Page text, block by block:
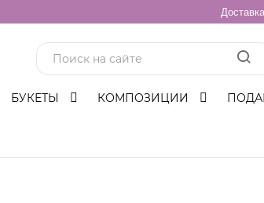
Доставка
БУКЕТЫ КОМПОЗИЦИИ